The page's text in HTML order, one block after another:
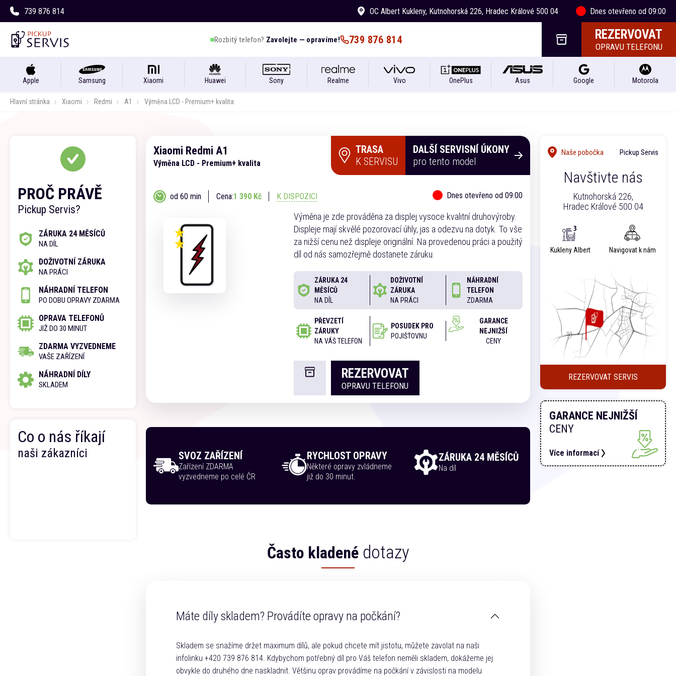
739 876 814 OC Albert Kukleny, Kutnohorská 226, Hradec Králové 500 04 Dnes otevřeno od 09:00
Rozbitý telefon? Zavolejte — opravíme! 739 876 814 REZERVOVAT
OPRAVU TELEFONU
Apple Samsung Xiaomi Huawei Sony Realme Vivo OnePlus Asus Google Motorola
Hlavní stránka Xiaomi Redmi A1 Výměna LCD - Premium+ kvalita
Xiaomi Redmi A1
Výměna LCD - Premium+ kvalita
TRASA
K SERVISU
DALŠÍ SERVISNÍ ÚKONY
pro tento model
od 60 min Cena:1 390 Kč K DISPOZICI Dnes otevřeno od 09:00
Výměna je zde prováděna za displej vysoce kvalitní druhovýroby.
Displeje mají skvělé pozorovací úhly, jas a odezvu na dotyk. To vše
za nižší cenu než displeje originální. Na provedenou práci a použitý
díl od nás samozřejmě dostanete záruku.
ZÁRUKA 24
MĚSÍCŮ
NA DÍL
DOŽIVOTNÍ
ZÁRUKA
NA PRÁCI
NÁHRADNÍ
TELEFON
ZDARMA
PŘEVZETÍ
ZÁRUKY
NA VÁŠ TELEFON
POSUDEK PRO
POJIŠŤOVNU
GARANCE
NEJNIŽŠÍ
CENY
REZERVOVAT
OPRAVU TELEFONU
SVOZ ZAŘÍZENÍ
Zařízení ZDARMA
vyzvedneme po celé ČR
RYCHLOST OPRAVY
Některé opravy zvládneme
již do 30 minut.
ZÁRUKA 24 MĚSÍCŮ
Na díl
Často kladenédotazy
Máte díly skladem? Provádíte opravy na počkání?
Skladem se snažíme držet maximum dílů, ale pokud chcete mít jistotu, můžete zavolat na naši
infolinku +420 739 876 814. Kdybychom potřebný díl pro Váš telefon neměli skladem, dokážeme jej
obvykle do druhého dne naskladnit. Většinu oprav provádíme na počkání v závislosti na modelu
PROČ PRÁVĚ
Pickup Servis?
ZÁRUKA 24 MĚSÍCŮ
NA DÍL
DOŽIVOTNÍ ZÁRUKA
NA PRÁCI
NÁHRADNÍ TELEFON
PO DOBU OPRAVY ZDARMA
OPRAVA TELEFONŮ
JIŽ DO 30 MINUT
ZDARMA VYZVEDNEME
VAŠE ZAŘÍZENÍ
NÁHRADNÍ DÍLY
SKLADEM
Co o nás říkají
naši zákazníci
Naše pobočka Pickup Servis
Navštivte nás
Kutnohorská 226,
Hradec Králové 500 04
Kukleny Albert Navigovat k nám
REZERVOVAT SERVIS
GARANCE NEJNIŽŠÍ
CENY
Více informací